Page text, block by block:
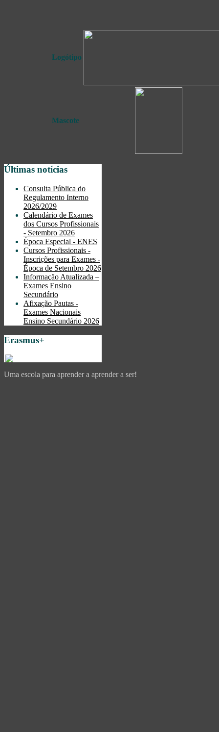
Logótipo
Mascote
Últimas notícias
Consulta Pública do
Regulamento Interno
2026/2029
Calendário de Exames
dos Cursos Profissionais
- Setembro 2026
Época Especial - ENES
Cursos Profissionais -
Inscrições para Exames -
Época de Setembro 2026
Informação Atualizada –
Exames Ensino
Secundário
Afixação Pautas -
Exames Nacionais
Ensino Secundário 2026
Erasmus+
Uma escola para aprender a aprender a ser!